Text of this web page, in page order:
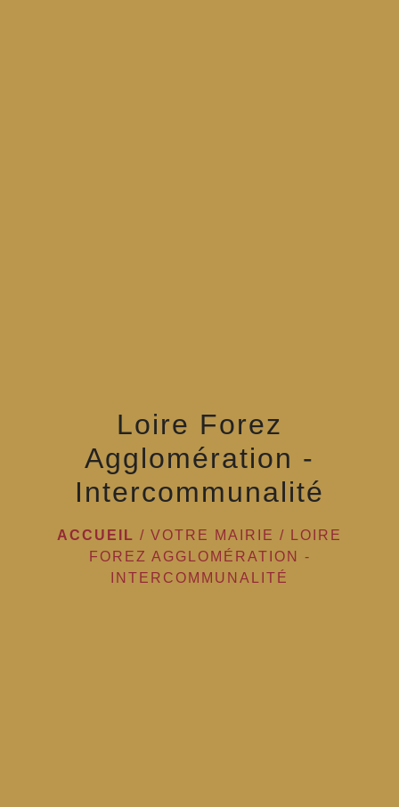
Loire Forez
Agglomération -
Intercommunalité
ACCUEIL / VOTRE MAIRIE / LOIRE
FOREZ AGGLOMÉRATION -
INTERCOMMUNALITÉ